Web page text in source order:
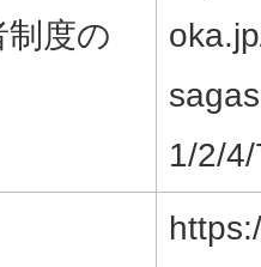
制度の
1/2/